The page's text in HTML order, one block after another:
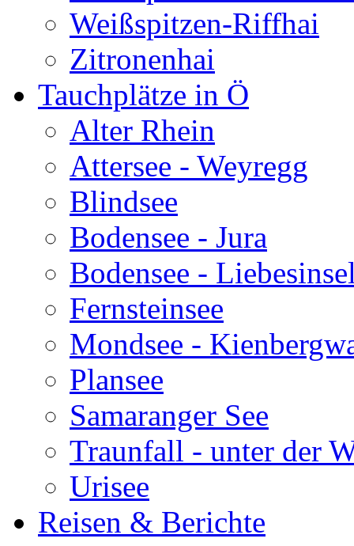
Weißspitzen-Riffhai
Zitronenhai
Tauchplätze in Ö
Alter Rhein
Attersee - Weyregg
Blindsee
Bodensee - Jura
Bodensee -
Fernsteinsee
Mondsee -
Plansee
Samaranger See
Traunfall - unter der
Urisee
Reisen & Berichte